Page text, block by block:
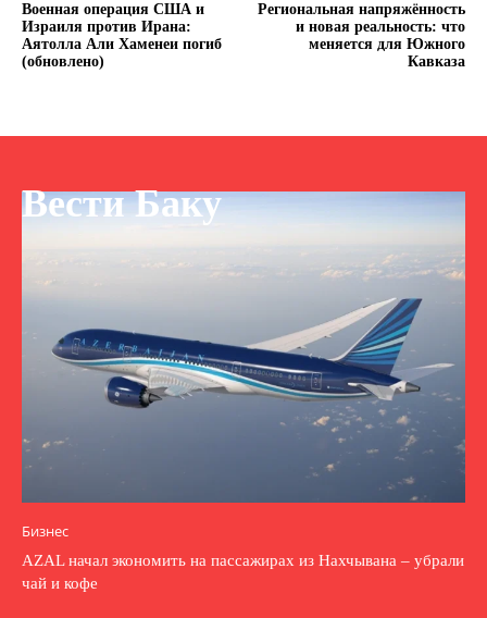
Военная операция США и
Израиля против Ирана:
Аятолла Али Хаменеи погиб
(обновлено)
Региональная напряжённость
и новая реальность: что
меняется для Южного
Кавказа
Вести Баку
Бизнес
AZAL начал экономить на пассажирах из Нахчывана – убрали
чай и кофе